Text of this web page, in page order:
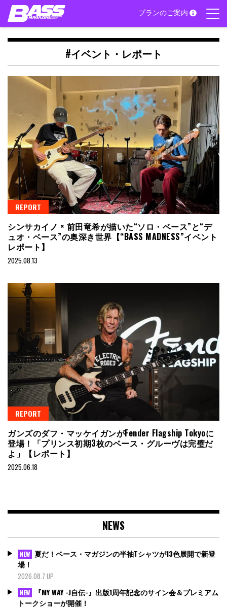
Skip
content
プランのご案内
#イベント・レポート
REPORT
シンサカイノ × 前田竜希が描いた“ソロ・ベース”と“デ
ュオ・ベース”の奥深き世界【“BASS MADNESS”イベント
レポート】
2025.08.13
REPORT
ガンズのダフ・マッケイガンがFender Flagship Tokyoに
登場！「プリンス初期3枚のベース・グルーヴは完璧だ
よ」【レポート】
2025.06.18
NEWS
NEW 夏だ！ベース・マガジンの半袖Tシャツが13色展開で新登
場！
2026.08.7 UP
NEW
『MY WAY -J自伝-』出版1周年記念のサイン会＆プレミアム
トークショーが開催！